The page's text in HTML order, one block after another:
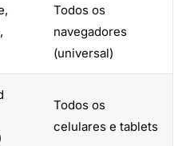
Todos os
navegadores
(universal)
Todos os
celulares e tablets